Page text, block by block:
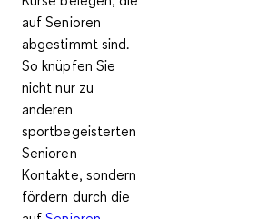
auf Senioren
abgestimmt sind.
So knüpfen Sie
nicht nur zu
anderen
sportbegeisterten
Senioren
Kontakte, sondern
fördern durch die